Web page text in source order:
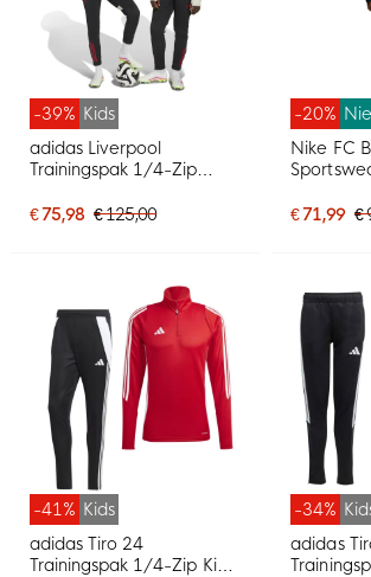
-39% Kids
adidas Liverpool
Trainingspak 1/4-Zip
Zwart Rood
€ 75,98 € 125,00
-20%
Nike FC
€ 71,99 €
-41% Kids
adidas Tiro 24
Trainingspak 1/4-Zip Kids
-34%
adidas